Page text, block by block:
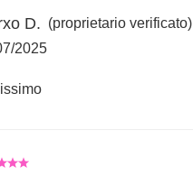
D. (proprietario verificato)
2025